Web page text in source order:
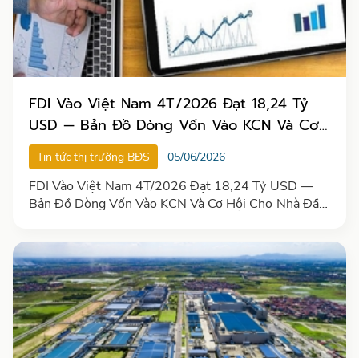
FDI Vào Việt Nam 4T/2026 Đạt 18,24 Tỷ
USD — Bản Đồ Dòng Vốn Vào KCN Và Cơ
Hội Cho Nhà Đầu Tư
Tin tức thị trường BĐS 05/06/2026
FDI Vào Việt Nam 4T/2026 Đạt 18,24 Tỷ USD —
Bản Đồ Dòng Vốn Vào KCN Và Cơ Hội Cho Nhà Đầu